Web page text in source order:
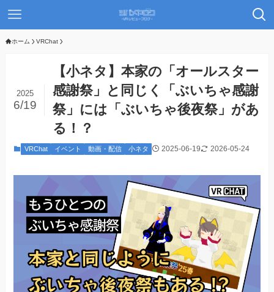
ホーム VRChat
【小ネタ】本家の「オールスター
感謝祭」と同じく「ぶいちゃ感謝
祭」には「ぶいちゃ後夜祭」があ
る！？
2025
6/19
VRChat イベント 動画・配信 小ネタ 2025-06-19 2026-05-24